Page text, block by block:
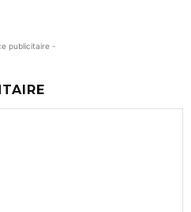
publicitaire -